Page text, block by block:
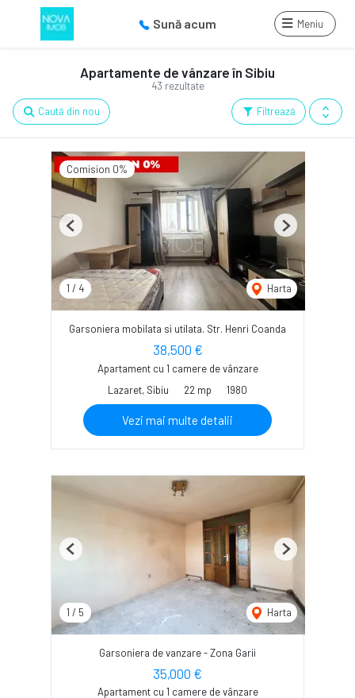
Sună acum Meniu
43 rezultate
Apartamente de vânzare în Sibiu
Filtrează
Caută din nou
Comision 0%
1 / 4 Harta
Previous Next
Garsoniera mobilata si utilata. Str. Henri Coanda
38,500 €
Apartament cu 1 camere de vânzare
Lazaret, Sibiu
22 mp 1980
Vezi mai multe detalii
1 / 5 Harta
Previous Next
Garsoniera de vanzare - Zona Garii
35,000 €
Apartament cu 1 camere de vânzare